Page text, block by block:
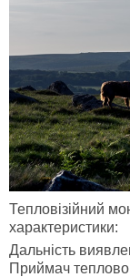
Тепловізійний
характеристики:
Дальність
Приймач